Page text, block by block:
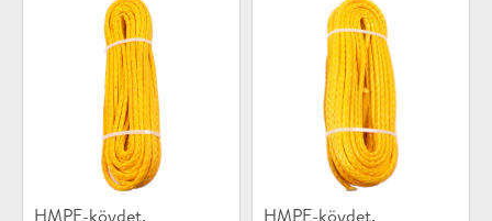
Tuotekategoriat:
HMPE-köydet, Tuotekategoriat:
HMPE-köydet,